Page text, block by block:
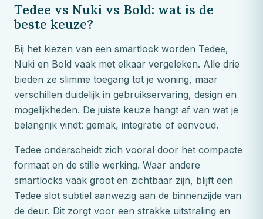
Tedee vs Nuki vs Bold: wat is de
beste keuze?
Bij het kiezen van een smartlock worden Tedee,
Nuki en Bold vaak met elkaar vergeleken. Alle drie
bieden ze slimme toegang tot je woning, maar
verschillen duidelijk in gebruikservaring, design en
mogelijkheden. De juiste keuze hangt af van wat je
belangrijk vindt: gemak, integratie of eenvoud.
Tedee onderscheidt zich vooral door het compacte
formaat en de stille werking. Waar andere
smartlocks vaak groot en zichtbaar zijn, blijft een
Tedee slot subtiel aanwezig aan de binnenzijde van
de deur. Dit zorgt voor een strakke uitstraling en